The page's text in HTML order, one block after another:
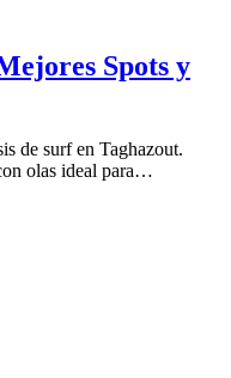
Spots y
de surf en Taghazout.
olas ideal para…